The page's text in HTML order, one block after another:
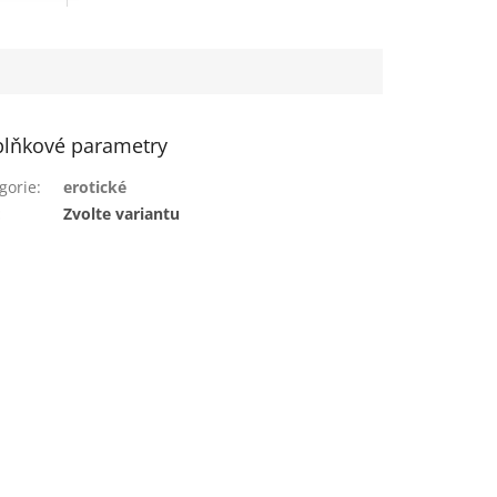
parametry
:
erotické
Zvolte variantu